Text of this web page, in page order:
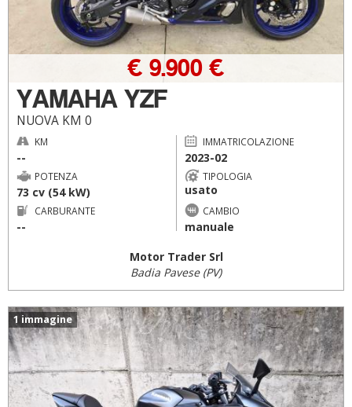
YAMAHA YZF
NUOVA KM 0
€ 9.900 €
KM
--
IMMATRICOLAZIONE
2023-02
POTENZA
73 cv (54 kW)
TIPOLOGIA
usato
CARBURANTE
--
CAMBIO
manuale
Motor Trader Srl
Badia Pavese (PV)
1 immagine